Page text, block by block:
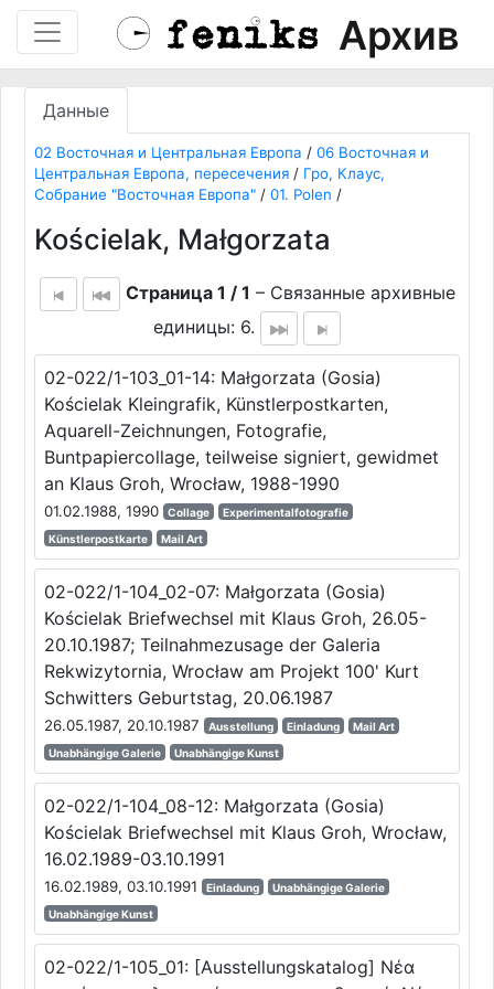
Архив
Данные
02 Восточная и Центральная Европа / 06 Восточная и
Центральная Европа, пересечения/ Гро, Клаус,
Собрание "Восточная Европа"/ 01. Polen /
Kościelak, Małgorzata
Страница 1 / 1 – Связанные архивные
единицы: 6.
02-022/1-103_01-14: Małgorzata (Gosia)
Kościelak Kleingrafik, Künstlerpostkarten,
Aquarell-Zeichnungen, Fotografie,
Buntpapiercollage, teilweise signiert, gewidmet
an Klaus Groh, Wrocław, 1988-1990
01.02.1988, 1990 Collage
Experimentalfotografie
Künstlerpostkarte
Mail Art
02-022/1-104_02-07: Małgorzata (Gosia)
Kościelak Briefwechsel mit Klaus Groh, 26.05-
20.10.1987; Teilnahmezusage der Galeria
Rekwizytornia, Wrocław am Projekt 100' Kurt
Schwitters Geburtstag, 20.06.1987
26.05.1987, 20.10.1987 Ausstellung Einladung
Mail Art
Unabhängige Galerie
Unabhängige Kunst
02-022/1-104_08-12: Małgorzata (Gosia)
Kościelak Briefwechsel mit Klaus Groh, Wrocław,
16.02.1989-03.10.1991
16.02.1989, 03.10.1991 Einladung
Unabhängige Galerie
Unabhängige Kunst
02-022/1-105_01: [Ausstellungskatalog] Νέα